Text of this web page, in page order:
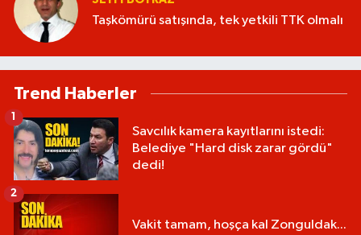
Taşkömürü satışında, tek yetkili TTK olmalı
Trend Haberler
Savcılık kamera kayıtlarını istedi:
Belediye "Hard disk zarar gördü"
dedi!
1
Vakit tamam, hoşça kal Zonguldak...
2